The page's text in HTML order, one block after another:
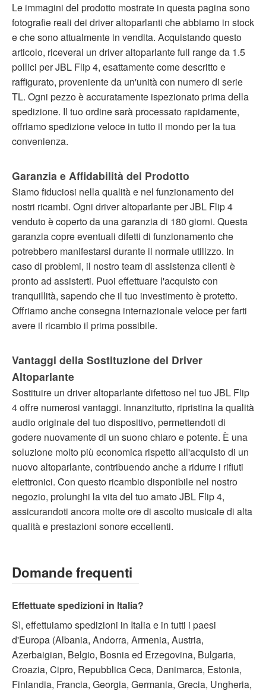
Le immagini del prodotto mostrate in questa pagina sono
fotografie reali dei driver altoparlanti che abbiamo in stock
e che sono attualmente in vendita. Acquistando questo
articolo, riceverai un driver altoparlante full range da 1.5
pollici per JBL Flip 4, esattamente come descritto e
raffigurato, proveniente da un'unità con numero di serie
TL. Ogni pezzo è accuratamente ispezionato prima della
spedizione. Il tuo ordine sarà processato rapidamente,
offriamo spedizione veloce in tutto il mondo per la tua
convenienza.
Garanzia e Affidabilità del Prodotto
Siamo fiduciosi nella qualità e nel funzionamento dei
nostri ricambi. Ogni driver altoparlante per JBL Flip 4
venduto è coperto da una garanzia di 180 giorni. Questa
garanzia copre eventuali difetti di funzionamento che
potrebbero manifestarsi durante il normale utilizzo. In
caso di problemi, il nostro team di assistenza clienti è
pronto ad assisterti. Puoi effettuare l'acquisto con
tranquillità, sapendo che il tuo investimento è protetto.
Offriamo anche consegna internazionale veloce per farti
avere il ricambio il prima possibile.
Vantaggi della Sostituzione del Driver
Altoparlante
Sostituire un driver altoparlante difettoso nel tuo JBL Flip
4 offre numerosi vantaggi. Innanzitutto, ripristina la qualità
audio originale del tuo dispositivo, permettendoti di
godere nuovamente di un suono chiaro e potente. È una
soluzione molto più economica rispetto all'acquisto di un
nuovo altoparlante, contribuendo anche a ridurre i rifiuti
elettronici. Con questo ricambio disponibile nel nostro
negozio, prolunghi la vita del tuo amato JBL Flip 4,
assicurandoti ancora molte ore di ascolto musicale di alta
qualità e prestazioni sonore eccellenti.
Domande frequenti
Effettuate spedizioni in Italia?
Sì, effettuiamo spedizioni in Italia e in tutti i paesi
d'Europa (Albania, Andorra, Armenia, Austria,
Azerbaigian, Belgio, Bosnia ed Erzegovina, Bulgaria,
Croazia, Cipro, Repubblica Ceca, Danimarca, Estonia,
Finlandia, Francia, Georgia, Germania, Grecia, Ungheria,